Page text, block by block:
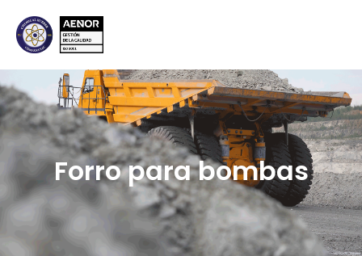
Forro para bombas